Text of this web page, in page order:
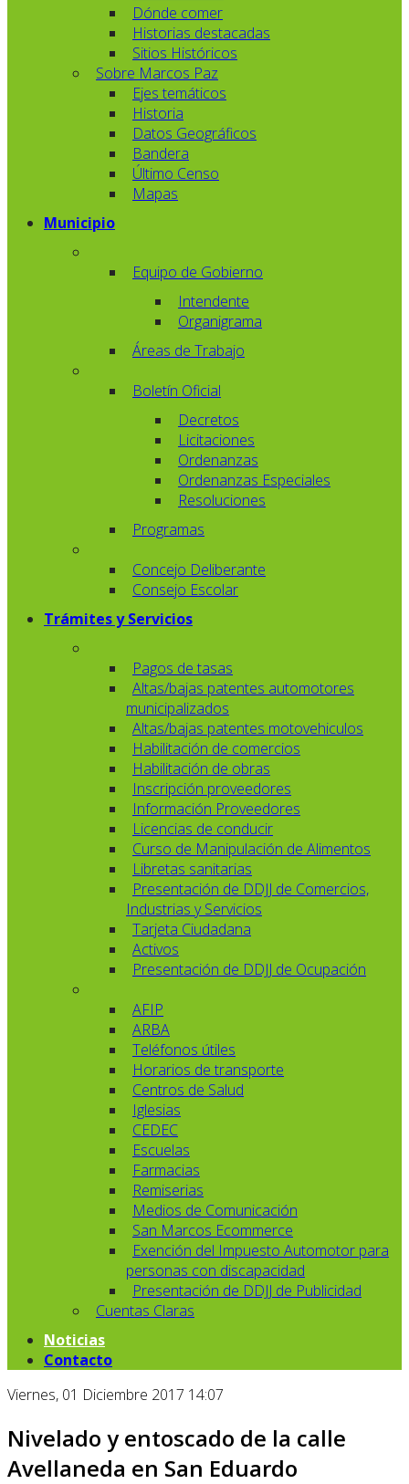
Dónde comer
Historias destacadas
Sitios Históricos
Sobre Marcos Paz
Ejes temáticos
Historia
Datos Geográficos
Bandera
Último Censo
Mapas
Municipio
Equipo de Gobierno
Intendente
Organigrama
Áreas de Trabajo
Boletín Oficial
Decretos
Licitaciones
Ordenanzas
Ordenanzas Especiales
Resoluciones
Programas
Concejo Deliberante
Consejo Escolar
Trámites y Servicios
Pagos de tasas
Altas/bajas patentes automotores
municipalizados
Altas/bajas patentes motovehiculos
Habilitación de comercios
Habilitación de obras
Inscripción proveedores
Información Proveedores
Licencias de conducir
Curso de Manipulación de Alimentos
Libretas sanitarias
Presentación de DDJJ de Comercios,
Industrias y Servicios
Tarjeta Ciudadana
Activos
Presentación de DDJJ de Ocupación
AFIP
ARBA
Teléfonos útiles
Horarios de transporte
Centros de Salud
Iglesias
CEDEC
Escuelas
Farmacias
Remiserias
Medios de Comunicación
San Marcos Ecommerce
Exención del Impuesto Automotor para
personas con discapacidad
Presentación de DDJJ de Publicidad
Cuentas Claras
Noticias
Contacto
Viernes, 01 Diciembre 2017 14:07
Nivelado y entoscado de la calle
Avellaneda en San Eduardo